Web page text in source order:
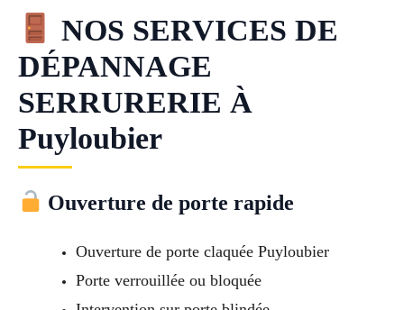
NOS SERVICES DE
DÉPANNAGE
SERRURERIE À
Puyloubier
Ouverture de porte rapide
Ouverture de porte claquée Puyloubier
Porte verrouillée ou bloquée